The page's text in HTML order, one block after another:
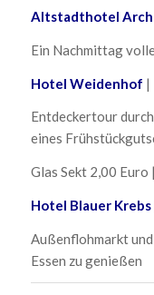
Altstadthotel Arch
Ein Nachmittag
Hotel Weidenhof |
Entdeckertour
eines
Glas Sekt 2,00
Hotel Blauer Krebs
Außenflohmarkt
Essen zu genießen